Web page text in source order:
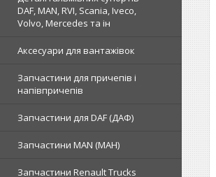
DAF, MAN, RVI, Scania, Iveco,
Volvo, Mercedes та ін
Аксесуари для вантажівок
Запчастини для причепів і
напівпричепів
Запчастини для DAF (ДАФ)
Запчастини MAN (МАН)
Запчастини Renault Trucks